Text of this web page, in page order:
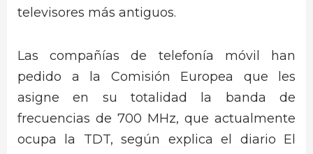
televisores más antiguos.
Las compañías de telefonía móvil han
pedido a la Comisión Europea que les
asigne en su totalidad la banda de
frecuencias de 700 MHz, que actualmente
ocupa la TDT, según explica el diario El